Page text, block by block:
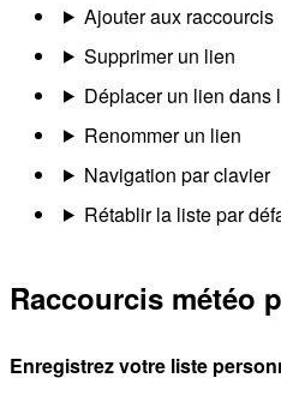
Ajouter aux raccourcis
Supprimer un lien
Déplacer un lien dans
Renommer un lien
Navigation par clavier
Rétablir la liste par
Raccourcis météo
Enregistrez votre liste